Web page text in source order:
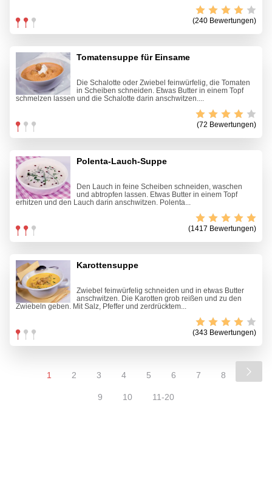
(240 Bewertungen)
Tomatensuppe für Einsame
Die Schalotte oder Zwiebel feinwürfelig, die Tomaten
in Scheiben schneiden. Etwas Butter in einem Topf
schmelzen lassen und die Schalotte darin anschwitzen....
(72 Bewertungen)
Polenta-Lauch-Suppe
Den Lauch in feine Scheiben schneiden, waschen
und abtropfen lassen. Etwas Butter in einem Topf
erhitzen und den Lauch darin anschwitzen. Polenta...
(1417 Bewertungen)
Karottensuppe
Zwiebel feinwürfelig schneiden und in etwas Butter
anschwitzen. Die Karotten grob reißen und zu den
Zwiebeln geben. Mit Salz, Pfeffer und zerdrücktem...
(343 Bewertungen)
1 2 3 4 5 6 7 8
9 10 11-20